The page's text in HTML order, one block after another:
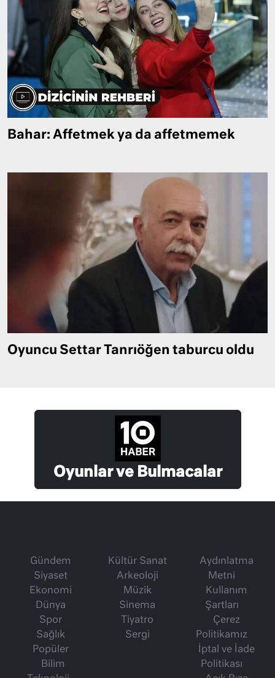
Bahar: Affetmek ya da affetmemek
Oyuncu Settar Tanrıöğen taburcu oldu
Oyunlar ve Bulmacalar
Gündem
Siyaset
Ekonomi
Dünya
Spor
Sağlık
Popüler
Bilim
Kültür Sanat
Arkeoloji
Müzik
Sinema
Tiyatro
Sergi
Aydınlatma
Metni
Kullanım
Şartları
Çerez
Politikamız
İptal ve İade
Politikası